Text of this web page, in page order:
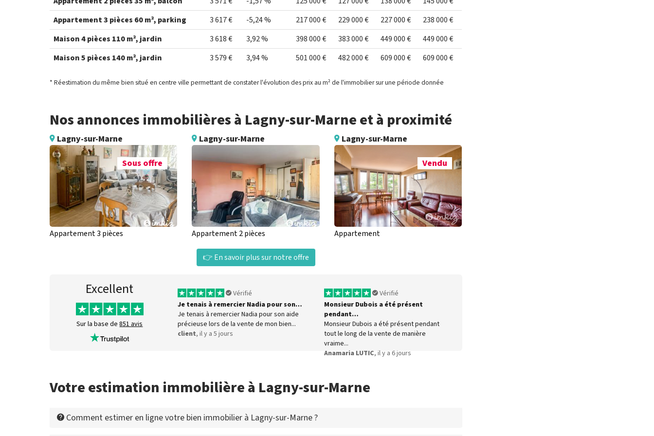
Appartement 3 pièces 60 m², parking
3 617 € -5,24 % 217 000 € 229 000 € 227 000 €
238 000 €
Maison 4 pièces 110 m², jardin
3 618 € 3,92 % 398 000 € 383 000 € 449 000 €
449 000 €
Maison 5 pièces 140 m², jardin
3 579 € 3,94 % 501 000 € 482 000 € 609 000 € 609 000 €
* Réestimation du même bien situé en centre ville permettant de constater l'évolution des prix au m² de l'immobilier sur une période donnée
Nos annonces immobilières à Lagny-sur-Marne et à proximité
Lagny-sur-Marne
Sous offre
Appartement 3 pièces
Lagny-sur-Marne
Appartement 2 pièces
Lagny-sur-Marne
Vendu
Appartement
👉 En savoir plus sur notre offre
Excellent
Sur la base de851 avis
Vérifié
Je tenais à remercier Nadia pour son…
Je tenais à remercier Nadia pour son aide
précieuse lors de la vente de mon bien...
client, il y a 5 jours
Vérifié
Monsieur Dubois a été présent
pendant…
Monsieur Dubois a été présent pendant
tout le long de la vente de manière
vraime...
Anamaria LUTIC, il y a 6 jours
Votre estimation immobilière à Lagny-sur-Marne
Comment estimer en ligne votre bien immobilier à Lagny-sur-Marne ?